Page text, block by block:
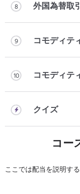
8 外国為替取引
9 コモディテ
10 コモディテ
クイズ
コー
ここでは配当を説明す